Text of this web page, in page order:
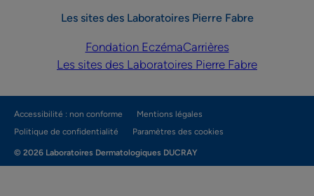
Les sites des Laboratoires Pierre Fabre
Fondation EczémaCarrières
Les sites des Laboratoires Pierre Fabre
Accessibilité : non conforme
Mentions légales
Politique de confidentialité
Paramètres des cookies
© 2026 Laboratoires Dermatologiques DUCRAY